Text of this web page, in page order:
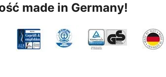
made in Germany!